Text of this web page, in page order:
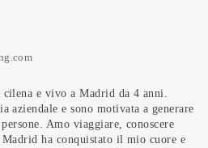
e vivo a Madrid da 4 anni.
aziendale e sono motivata a generare
Amo viaggiare, conoscere
ha conquistato il mio cuore e